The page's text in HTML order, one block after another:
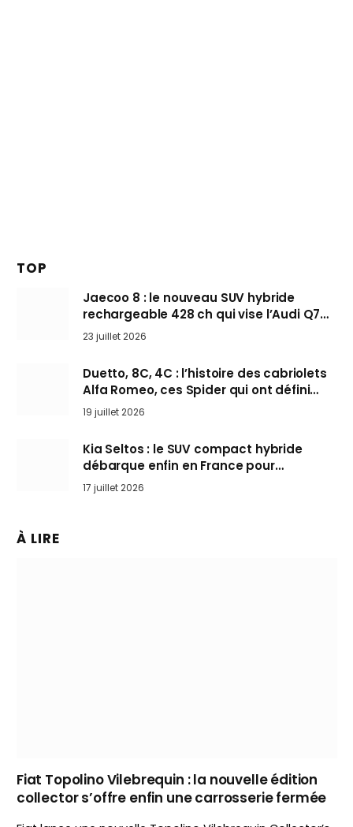
TOP
Jaecoo 8 : le nouveau SUV hybride
rechargeable 428 ch qui vise l’Audi Q7
arrive en Europe cet automne
23 juillet 2026
Duetto, 8C, 4C : l’histoire des cabriolets
Alfa Romeo, ces Spider qui ont défini
l’art de rouler cheveux au vent
19 juillet 2026
Kia Seltos : le SUV compact hybride
débarque enfin en France pour
bousculer les Nissan Qashqai et Toyota
Yaris Cross
17 juillet 2026
À LIRE
Fiat Topolino Vilebrequin : la nouvelle édition
collector s’offre enfin une carrosserie fermée